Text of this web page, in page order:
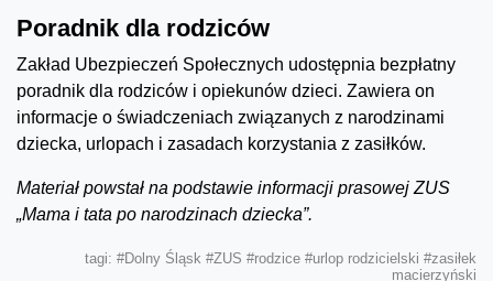
Poradnik dla rodziców
Zakład Ubezpieczeń Społecznych udostępnia bezpłatny
poradnik dla rodziców i opiekunów dzieci. Zawiera on
informacje o świadczeniach związanych z narodzinami
dziecka, urlopach i zasadach korzystania z zasiłków.
Materiał powstał na podstawie informacji prasowej ZUS
„Mama i tata po narodzinach dziecka”.
tagi: #Dolny Śląsk #ZUS #rodzice #urlop rodzicielski #zasiłek
macierzyński